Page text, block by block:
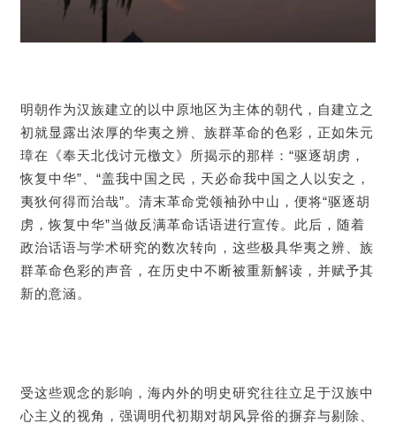
明朝作为汉族建立的以中原地区为主体的朝代，自建立之
初就显露出浓厚的华夷之辨、族群革命的色彩，正如朱元
璋在《奉天北伐讨元檄文》所揭示的那样：“驱逐胡虏，
恢复中华”、“盖我中国之民，天必命我中国之人以安之，
夷狄何得而治哉”。清末革命党领袖孙中山，便将“驱逐胡
虏，恢复中华”当做反满革命话语进行宣传。此后，随着
政治话语与学术研究的数次转向，这些极具华夷之辨、族
群革命色彩的声音，在历史中不断被重新解读，并赋予其
新的意涵。
受这些观念的影响，海内外的明史研究往往立足于汉族中
心主义的视角，强调明代初期对胡风异俗的摒弃与剔除、